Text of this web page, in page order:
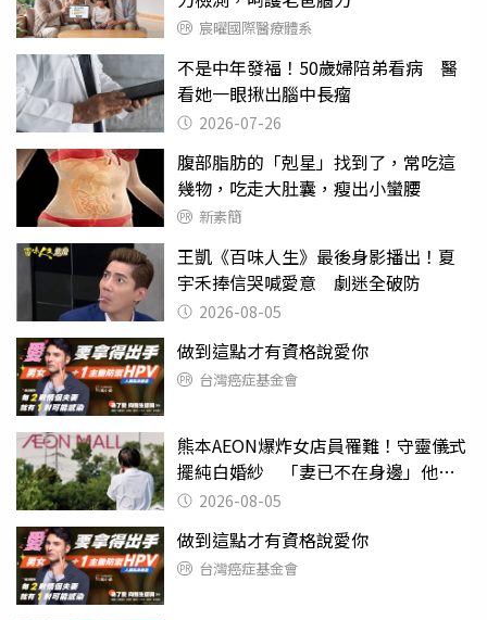
宸曜國際醫療體系
不是中年發福！50歲婦陪弟看病 醫
看她一眼揪出腦中長瘤
2026-07-26
腹部脂肪的「剋星」找到了，常吃這
幾物，吃走大肚囊，瘦出小蠻腰
新素簡
王凱《百味人生》最後身影播出！夏
宇禾捧信哭喊愛意 劇迷全破防
2026-08-05
做到這點才有資格說愛你
台灣癌症基金會
熊本AEON爆炸女店員罹難！守靈儀式
擺純白婚紗 「妻已不在身邊」他淚
喊：無法想像
2026-08-05
做到這點才有資格說愛你
台灣癌症基金會